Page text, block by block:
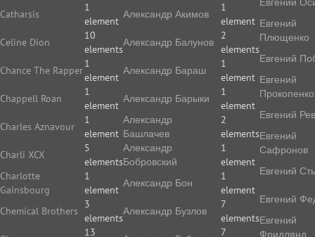
Catharsis
1
element
Celine Dion
10
elements
Chance The Rapper
1
element
Chappell Roan
1
element
Charles Aznavour
1
element
Charli XCX
5
elements
Charlotte
Gainsbourg
1
element
Chemical Brothers
3
elements
13
Александр Акимов
1
element
Александр Балунов
2
elements
Александр Бараш
1
element
Александр Барыки
1
element
Александр
Башлачев
2
elements
Александр
Бобровский
1
element
Александр Бон
1
element
Александр Бузлов
7
elements
7
Евгений
Плющенко
Евгений
Евгений
Прокопенко
Евгений
Евгений
Сафронов
Евгений
Евгений
Евгений
Фридлянд